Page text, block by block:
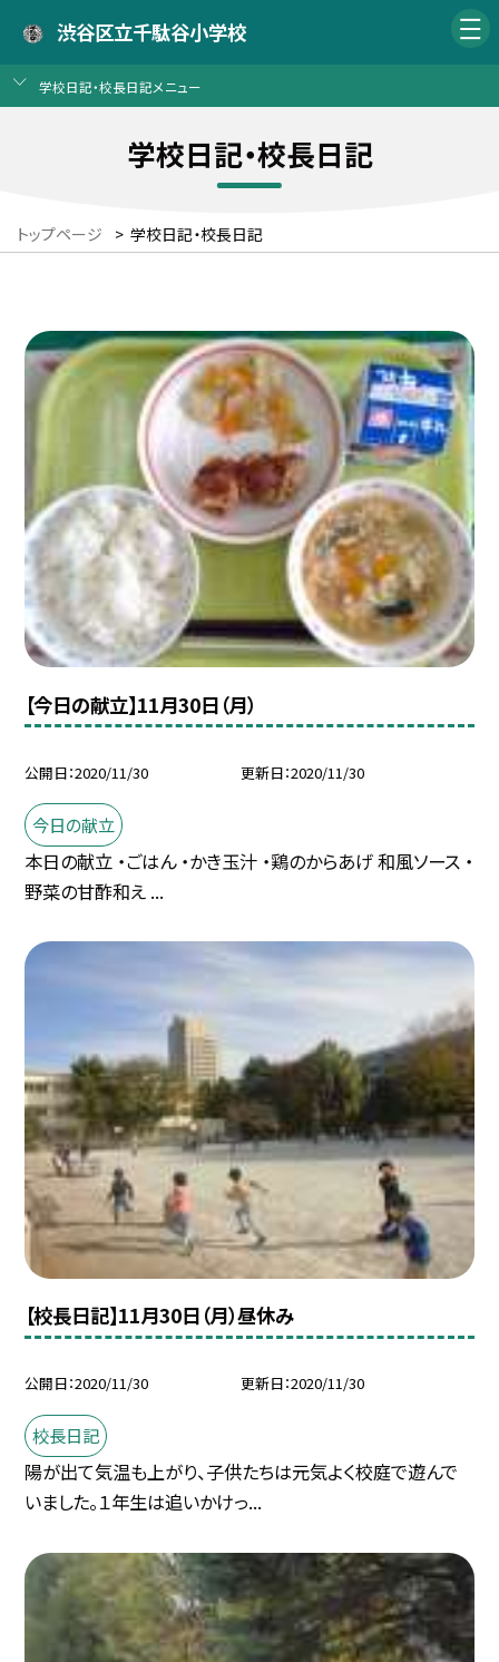
渋谷区立千駄谷小学校
学校日記・校長日記メニュー
学校日記・校長日記
トップページ > 学校日記・校長日記
【今日の献立】11月30日（月）
公開日 2020/11/30 更新日 2020/11/30
今日の献立
本日の献立 ・ごはん ・かき玉汁 ・鶏のからあげ 和風ソース ・
野菜の甘酢和え ...
【校長日記】11月30日（月）昼休み
公開日 2020/11/30 更新日 2020/11/30
校長日記
陽が出て気温も上がり、子供たちは元気よく校庭で遊んで
いました。１年生は追いかけっ...